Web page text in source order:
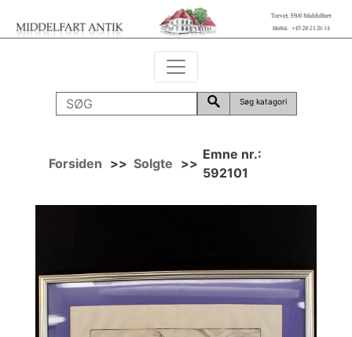
Søg katagori
Forsiden >> Solgte >>
Emne nr.:
592101